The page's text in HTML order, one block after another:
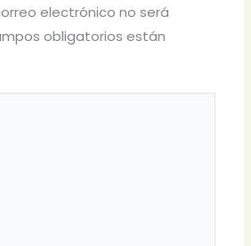
electrónico no será
obligatorios están